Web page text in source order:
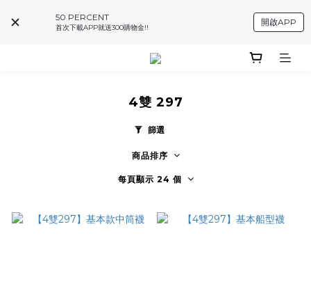
50 PERCENT
首次下載APP就送300購物金!!
開啟APP
4雙 297
篩選
商品排序
每頁顯示 24 個